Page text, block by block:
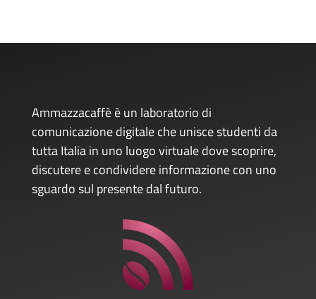
Ammazzacaffè è un laboratorio di
comunicazione digitale che unisce studenti da
tutta Italia in uno luogo virtuale dove scoprire,
discutere e condividere informazione con uno
sguardo sul presente dal futuro.